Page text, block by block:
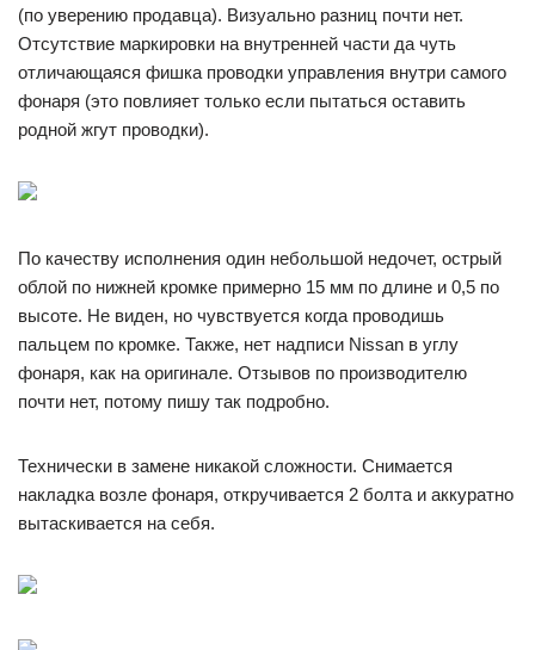
(по уверению продавца). Визуально разниц почти нет.
Отсутствие маркировки на внутренней части да чуть
отличающаяся фишка проводки управления внутри самого
фонаря (это повлияет только если пытаться оставить
родной жгут проводки).
По качеству исполнения один небольшой недочет, острый
облой по нижней кромке примерно 15 мм по длине и 0,5 по
высоте. Не виден, но чувствуется когда проводишь
пальцем по кромке. Также, нет надписи Nissan в углу
фонаря, как на оригинале. Отзывов по производителю
почти нет, потому пишу так подробно.
Технически в замене никакой сложности. Снимается
накладка возле фонаря, откручивается 2 болта и аккуратно
вытаскивается на себя.